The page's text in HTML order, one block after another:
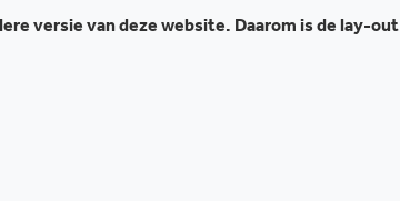
versie van deze website. Daarom is de lay-out